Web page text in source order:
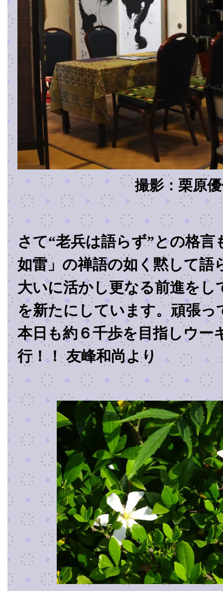
撮影：栗原
さて“老兵は語らず”との格言
如雷」の禅語の如く黙して語
大いに活かし更なる前進をし
を新たにしています。頑張っ
本日も約６千歩を目指しウー
行！！ 友峰和尚より